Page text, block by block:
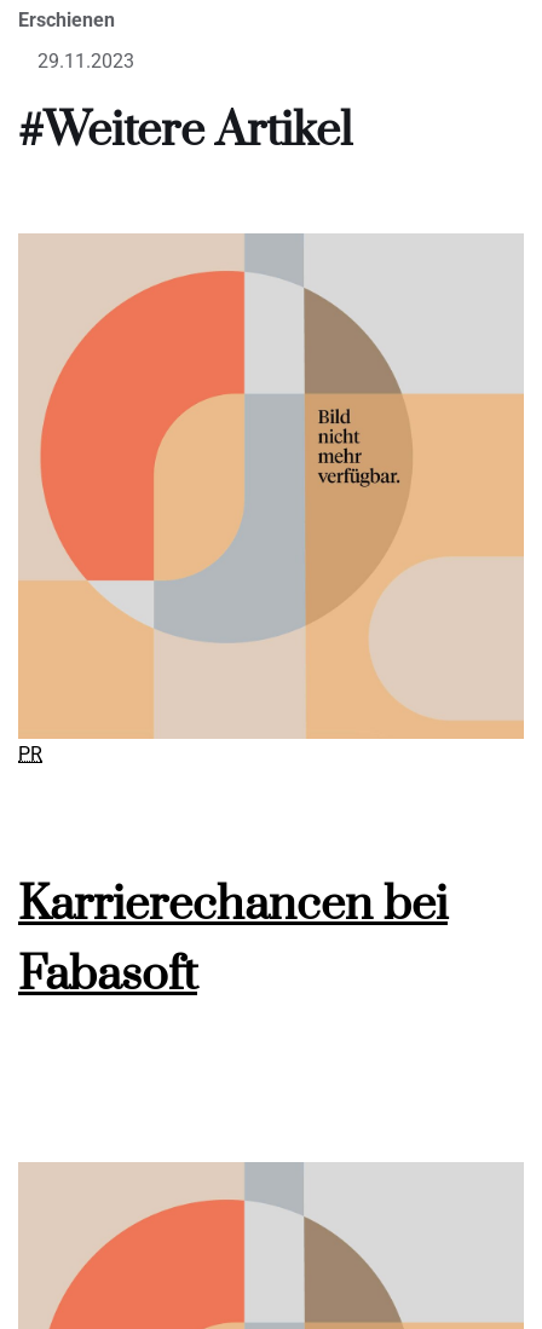
Erschienen
29.11.2023
#Weitere Artikel
PR
Karrierechancen bei
Fabasoft